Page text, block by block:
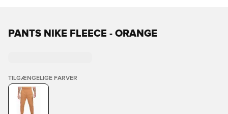
PANTS NIKE FLEECE - ORANGE
TILGÆNGELIGE FARVER